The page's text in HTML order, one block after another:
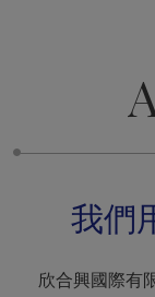
我們
欣合興國際有